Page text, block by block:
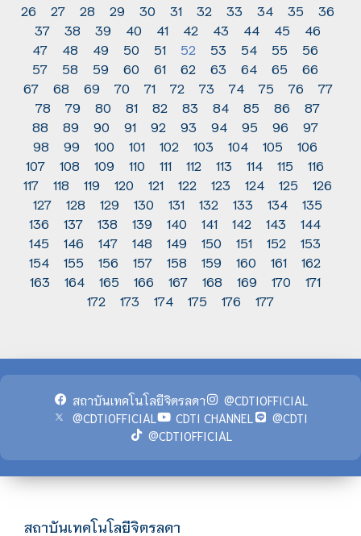
26
27 28 29 30 31 32 33 34 35
36
37
38 39 40 41 42 43 44 45
46
47
48 49 50 51 52 53 54 55
56
57
58 59 60 61 62 63 64 65
66
67
68 69 70 71 72 73 74 75 76
77
78
79 80 81 82 83 84 85 86
87
88
89 90 91 92 93 94 95 96
97
98
99 100 101 102 103 104 105
106
107
108 109 110 111 112 113 114 115
116
117
118 119 120 121 122 123 124 125
126
127
128 129 130 131 132 133 134
135
136
137 138 139 140 141 142 143
144
145
146 147 148 149 150 151 152
153
154
155 156 157 158 159 160 161
162
163
164 165 166 167 168 169 170
171
172
173 174 175 176 177
สถาบันเทคโนโลยีจิตรลดา
@CDTIOFFICIAL
@CDTIOFFICIAL
CDTI CHANNEL
@CDTI
@CDTIOFFICIAL
สถาบันเทคโนโลยีจิตรลดา